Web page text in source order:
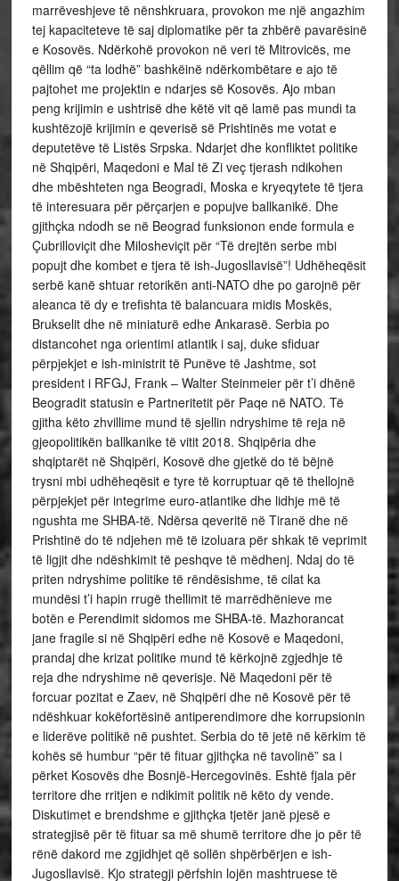
marrëveshjeve të nënshkruara, provokon me një angazhim
tej kapaciteteve të saj diplomatike për ta zhbërë pavarësinë
e Kosovës. Ndërkohë provokon në veri të Mitrovicës, me
qëllim që “ta lodhë” bashkëinë ndërkombëtare e ajo të
pajtohet me projektin e ndarjes së Kosovës. Ajo mban
peng krijimin e ushtrisë dhe këtë vit që lamë pas mundi ta
kushtëzojë krijimin e qeverisë së Prishtinës me votat e
deputetëve të Listës Srpska. Ndarjet dhe konfliktet politike
në Shqipëri, Maqedoni e Mal të Zi veç tjerash ndikohen
dhe mbështeten nga Beogradi, Moska e kryeqytete të tjera
të interesuara për përçarjen e popujve ballkanikë. Dhe
gjithçka ndodh se në Beograd funksionon ende formula e
Çubrilloviçit dhe Milosheviçit për “Të drejtën serbe mbi
popujt dhe kombet e tjera të ish-Jugosllavisë”! Udhëheqësit
serbë kanë shtuar retorikën anti-NATO dhe po garojnë për
aleanca të dy e trefishta të balancuara midis Moskës,
Brukselit dhe në miniaturë edhe Ankarasë. Serbia po
distancohet nga orientimi atlantik i saj, duke sfiduar
përpjekjet e ish-ministrit të Punëve të Jashtme, sot
president i RFGJ, Frank – Walter Steinmeier për t’i dhënë
Beogradit statusin e Partneritetit për Paqe në NATO. Të
gjitha këto zhvillime mund të sjellin ndryshime të reja në
gjeopolitikën ballkanike të vitit 2018. Shqipëria dhe
shqiptarët në Shqipëri, Kosovë dhe gjetkë do të bëjnë
trysni mbi udhëheqësit e tyre të korruptuar që të thellojnë
përpjekjet për integrime euro-atlantike dhe lidhje më të
ngushta me SHBA-të. Ndërsa qeveritë në Tiranë dhe në
Prishtinë do të ndjehen më të izoluara për shkak të veprimit
të ligjit dhe ndëshkimit të peshqve të mëdhenj. Ndaj do të
priten ndryshime politike të rëndësishme, të cilat ka
mundësi t’i hapin rrugë thellimit të marrëdhënieve me
botën e Perendimit sidomos me SHBA-të. Mazhorancat
jane fragile si në Shqipëri edhe në Kosovë e Maqedoni,
prandaj dhe krizat politike mund të kërkojnë zgjedhje të
reja dhe ndryshime në qeverisje. Në Maqedoni për të
forcuar pozitat e Zaev, në Shqipëri dhe në Kosovë për të
ndëshkuar kokëfortësinë antiperendimore dhe korrupsionin
e liderëve politikë në pushtet. Serbia do të jetë në kërkim të
kohës së humbur “për të fituar gjithçka në tavolinë” sa i
përket Kosovës dhe Bosnjë-Hercegovinës. Eshtë fjala për
territore dhe rritjen e ndikimit politik në këto dy vende.
Diskutimet e brendshme e gjithçka tjetër janë pjesë e
strategjisë për të fituar sa më shumë territore dhe jo për të
rënë dakord me zgjidhjet që sollën shpërbërjen e ish-
Jugosllavisë. Kjo strategji përfshin lojën mashtruese të